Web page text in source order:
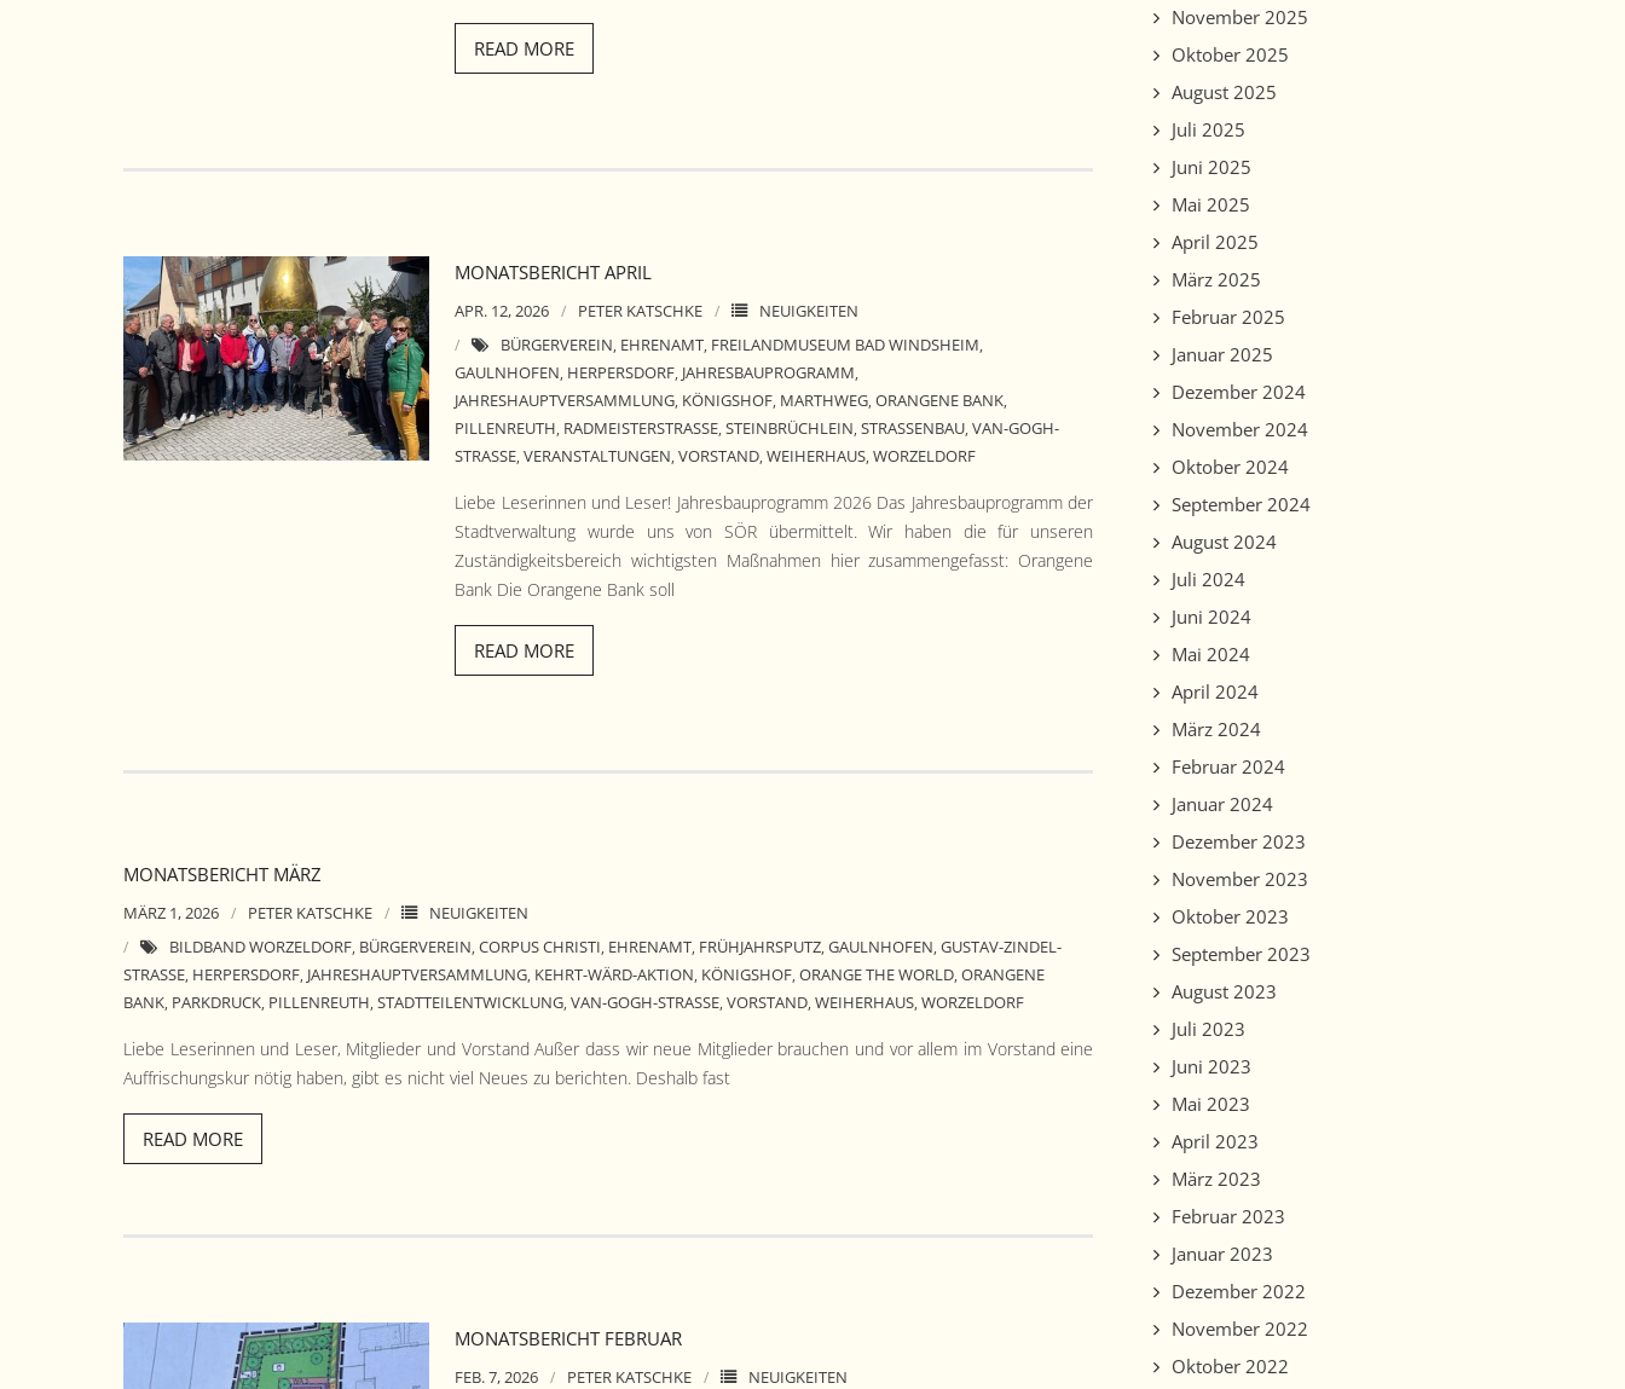
READ MORE
MONATSBERICHT APRIL
APR. 12, 2026 PETER KATSCHKE
NEUIGKEITEN
BÜRGERVEREIN, EHRENAMT, FREILANDMUSEUM BAD WINDSHEIM,
GAULNHOFEN, HERPERSDORF, JAHRESBAUPROGRAMM,
JAHRESHAUPTVERSAMMLUNG, KÖNIGSHOF, MARTHWEG,ORANGENE BANK,
PILLENREUTH, RADMEISTERSTRASSE ,STEINBRÜCHLEIN,STRASSENBAU ,VAN-GOGH-
STRASSE ,VERANSTALTUNGEN,VORSTAND,WEIHERHAUS,WORZELDORF
Liebe Leserin­nen und Leser! Jahres­baupro­gramm 2026 Das Jahres­baupro­gramm der
Stadtver­wal­tung wurde uns von SÖR über­mit­telt. Wir haben die für unseren
Zuständigkeits­bere­ich wichtig­sten Maß­nah­men hier zusam­menge­fasst: Orangene
Bank Die Orangene Bank soll
READ MORE
MONATSBERICHT MÄRZ
MÄRZ 1, 2026 PETER KATSCHKE
NEUIGKEITEN
BILDBAND WORZELDORF, BÜRGERVEREIN, CORPUS CHRISTI, EHRENAMT, FRÜHJAHRSPUTZ, GAULNHOFEN, GUSTAV-ZINDEL-
STRASSE , HERPERSDORF, JAHRESHAUPTVERSAMMLUNG, KEHRT-WÄRD-AKTION, KÖNIGSHOF, ORANGE THE WORLD, ORANGENE
BANK, PARKDRUCK, PILLENREUTH, STADTTEILENTWICKLUNG, VAN-GOGH-STRASSE , VORSTAND, WEIHERHAUS, WORZELDORF
Liebe Leserin­nen und Leser, Mit­glieder und Vor­stand Außer dass wir neue Mit­glieder brauchen und vor allem im Vor­stand eine
Auf­frischungskur nötig haben, gibt es nicht viel Neues zu bericht­en. Deshalb fast
READ MORE
MONATSBERICHT FEBRUAR
FEB. 7, 2026 PETER KATSCHKE
NEUIGKEITEN
November 2025
Oktober 2025
August 2025
Juli 2025
Juni 2025
Mai 2025
April 2025
März 2025
Februar 2025
Januar 2025
Dezember 2024
November 2024
Oktober 2024
September 2024
August 2024
Juli 2024
Juni 2024
Mai 2024
April 2024
März 2024
Februar 2024
Januar 2024
Dezember 2023
November 2023
Oktober 2023
September 2023
August 2023
Juli 2023
Juni 2023
Mai 2023
April 2023
März 2023
Februar 2023
Januar 2023
Dezember 2022
November 2022
Oktober 2022